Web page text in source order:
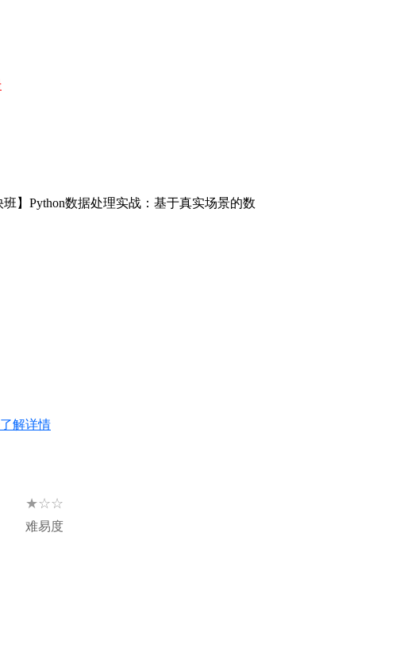
班】Python数据处理实战：基于真实场景的数
解详情
★☆☆
难易度